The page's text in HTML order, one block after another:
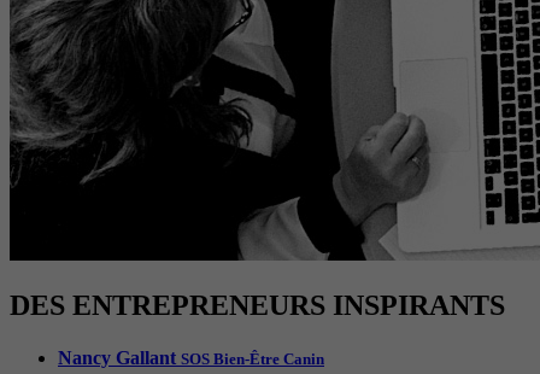
DES ENTREPRENEURS INSPIRANTS
Nancy Gallant SOS Bien-Être Canin